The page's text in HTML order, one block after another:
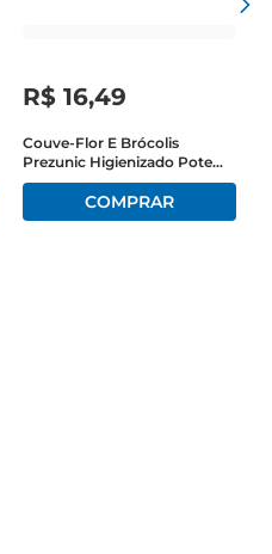
ser utilizada de
Experimente
seu sabor
R$ 16,49
Couve-Flor E Brócolis
Prezunic Higienizado Pote
200g